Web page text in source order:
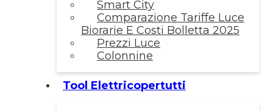
Smart City
Comparazione Tariffe Luce
Biorarie E Costi Bolletta 2025
Prezzi Luce
Colonnine
Tool Elettricopertutti